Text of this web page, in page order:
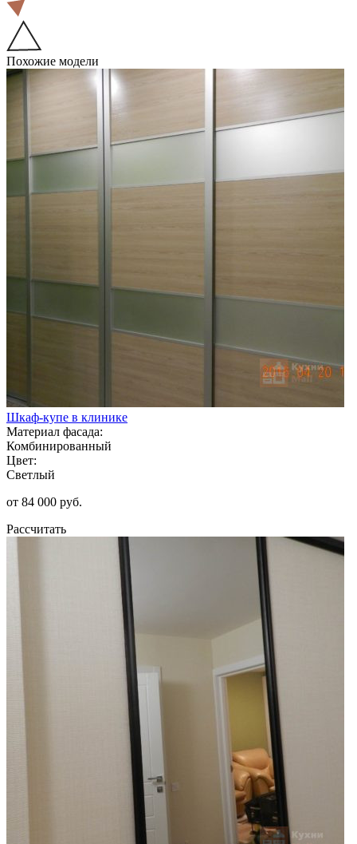
Похожие модели
Шкаф-купе в клинике
Материал фасада:
Комбинированный
Цвет:
Светлый
от 84 000 руб.
Рассчитать